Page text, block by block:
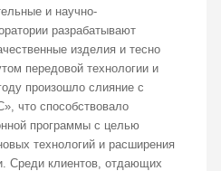
и научно-
разрабатывают
изделия и тесно
передовой технологии и
произошло слияние с
что способствовало
программы с целью
технологий и расширения
Среди клиентов, отдающих